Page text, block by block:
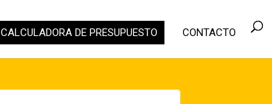
CALCULADORA DE PRESUPUESTO CONTACTO